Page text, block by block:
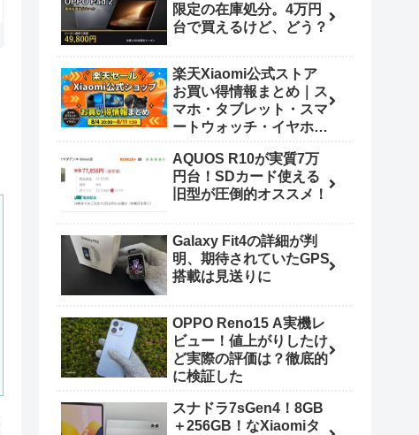
限定の在庫処分。4万円
台で買えるけど、どう？
楽天Xiaomi公式ストア
お買い得情報まとめ｜ス
マホ・タブレット・スマ
ートウォッチ・イヤホン
1:59）
AQUOS R10が実質7万
円台！SDカード使える
旧型が圧倒的オススメ！
Galaxy Fit4の詳細が判
明、期待されていたGPS
搭載は見送りに
OPPO Reno15 A実機レ
ビュー！値上がりしたけ
ど実際の評価は？徹底的
に検証した
スナドラ7sGen4！8GB
＋256GB！なXiaomiタ